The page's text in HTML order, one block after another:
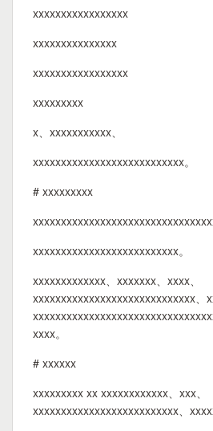
xxxxxxxxxxxxxxxxx
xxxxxxxxxxxxxxx
xxxxxxxxxxxxxxxxx
xxxxxxxxx
x、xxxxxxxxxxx、
xxxxxxxxxxxxxxxxxxxxxxxxxxx。
# xxxxxxxxx
xxxxxxxxxxxxxxxxxxxxxxxxxx。
xxxxxxxxxxxxx、xxxxxxx、xxxx、
xxxxxxxxxxxxxxxxxxxxxxxxxxxxx、
xxxx。
# xxxxxx
xxxxxxxxx xx xxxxxxxxxxxx、xxx、
xxxxxxxxxxxxxxxxxxxxxxxxxx、